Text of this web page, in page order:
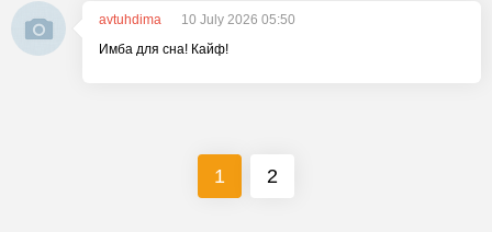
avtuhdima
10 July 2026 05:50
Имба для сна! Кайф!
1 2